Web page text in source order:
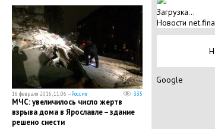
16 февраля 2016, 11:06 —Россия 335
МЧС: увеличилось число жертв
взрыва дома в Ярославле – здание
решено снести
Загрузка...
Новости
Google